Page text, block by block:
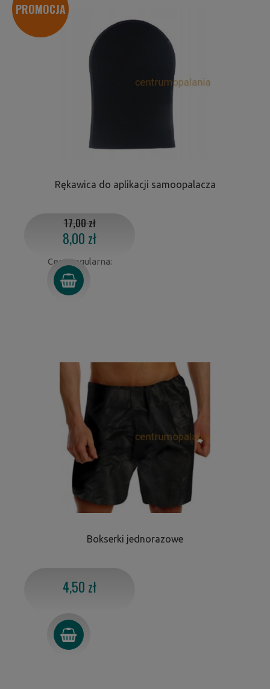
Rękawica do aplikacji samoopalacza
8,00 zł
Cena regularna:
17,00 zł
PROMOCJA
Bokserki jednorazowe
4,50 zł